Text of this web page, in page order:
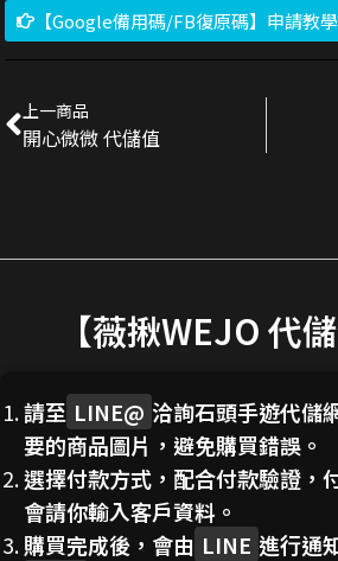
【Google備用碼/FB復原碼】申請教學
上一商品
開心微微 代儲值
【薇揪WEJO 代
請至 LINE@ 洽詢石頭手遊代儲
要的商品圖片，避免購買錯誤。
選擇付款方式，配合付款驗證，
會請你輸入客戶資料。
購買完成後，會由 LINE 進行通